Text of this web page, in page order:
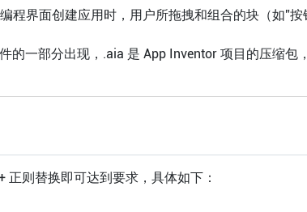
程界面创建应用时，用户所拖拽和组合的块（如”按
的一部分出现，.aia 是 App Inventor 项目的压缩
则替换即可达到要求，具体如下：